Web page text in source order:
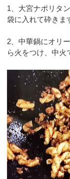
1、大宮ナポリタ
袋に入れて砕きま
2、中華鍋にオリ
ら火をつけ、中火